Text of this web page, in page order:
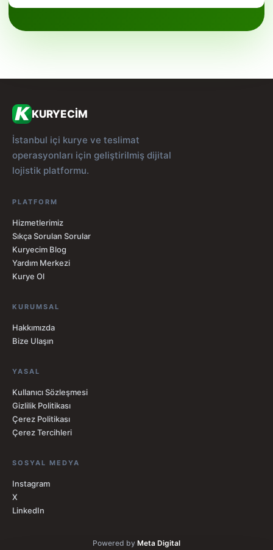
KURYECİM
İstanbul içi kurye ve teslimat
operasyonları için geliştirilmiş dijital
lojistik platformu.
PLATFORM
Hizmetlerimiz
Sıkça Sorulan Sorular
Kuryecim Blog
Yardım Merkezi
Kurye Ol
KURUMSAL
Hakkımızda
Bize Ulaşın
YASAL
Kullanıcı Sözleşmesi
Gizlilik Politikası
Çerez Politikası
Çerez Tercihleri
SOSYAL MEDYA
Instagram
X
LinkedIn
Powered by Meta Digital